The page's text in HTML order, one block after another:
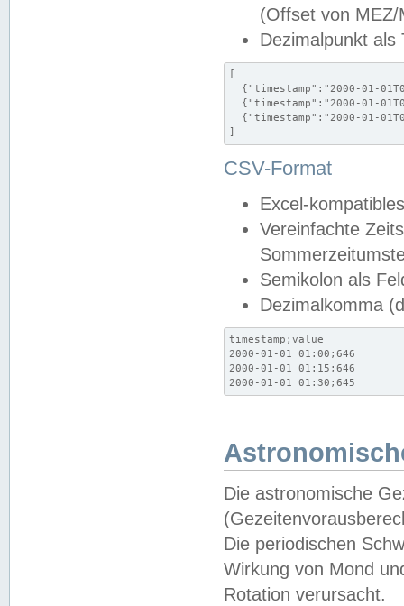
(Offset von MEZ/
Dezimalpunkt als
[
{"timestamp":"2000-01-
{"timestamp":"2000-01-
{"timestamp":"2000-01-
]
CSV-Format
Excel-
Vereinfachte
Semikolon als
Dezimalkomma
timestamp;value
2000-01-01 01:00;646
2000-01-01 01:15;646
2000-01-01 01:30;645
Die astronomische
Die periodischen
Wirkung von Mond
Rotation verursacht.